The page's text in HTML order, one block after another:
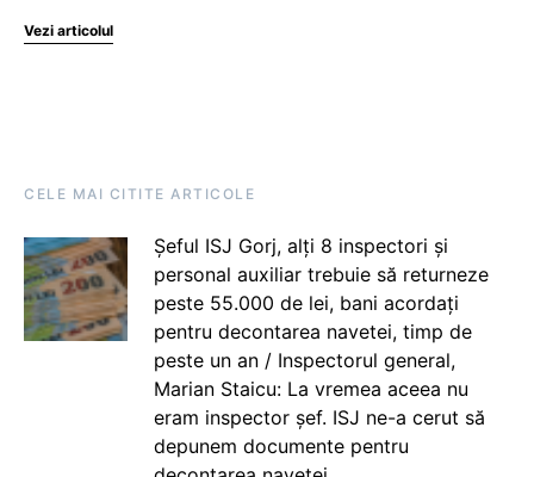
Vezi articolul
CELE MAI CITITE ARTICOLE
Șeful ISJ Gorj, alți 8 inspectori și
personal auxiliar trebuie să returneze
peste 55.000 de lei, bani acordați
pentru decontarea navetei, timp de
peste un an / Inspectorul general,
Marian Staicu: La vremea aceea nu
eram inspector șef. ISJ ne-a cerut să
depunem documente pentru